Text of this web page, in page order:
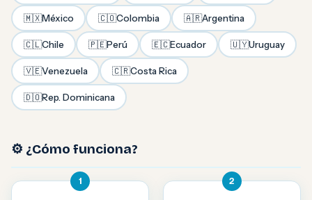
🇲🇽México 🇨🇴Colombia 🇦🇷Argentina
🇨🇱Chile 🇵🇪Perú 🇪🇨Ecuador 🇺🇾Uruguay
🇻🇪Venezuela 🇨🇷Costa Rica
🇩🇴Rep. Dominicana
⚙️ ¿Cómo funciona?
1 2